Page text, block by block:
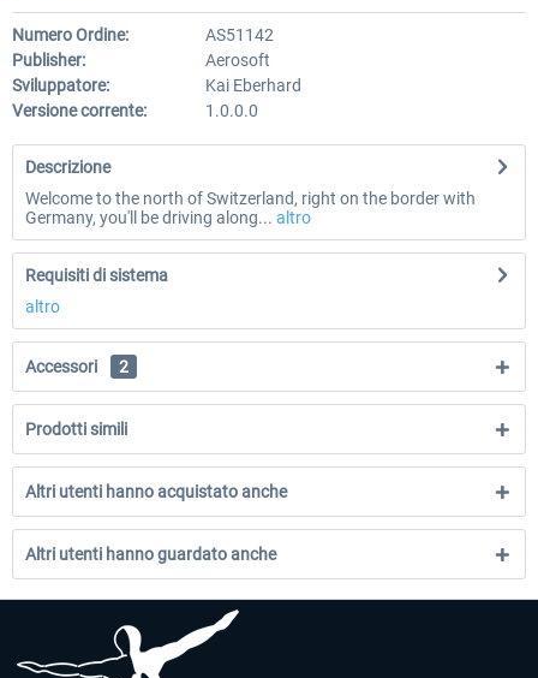
Numero Ordine:
AS51142
Publisher:
Aerosoft
Sviluppatore:
Kai Eberhard
Versione corrente:
1.0.0.0
Descrizione
Welcome to the north of Switzerland, right on the border with
Germany, you'll be driving along... altro
Requisiti di sistema
altro
Accessori 2
Prodotti simili
Altri utenti hanno acquistato anche
Altri utenti hanno guardato anche